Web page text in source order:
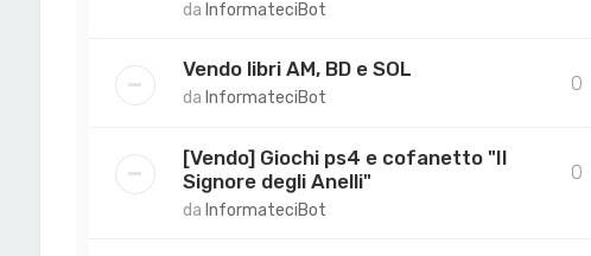
da InformateciBot
Vendo libri AM, BD e SOL
da InformateciBot
0
[Vendo] Giochi ps4 e cofanetto "Il
Signore degli Anelli"
da InformateciBot
0